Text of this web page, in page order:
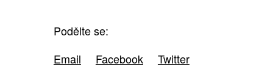
Podělte se:
Email
Facebook Twitter